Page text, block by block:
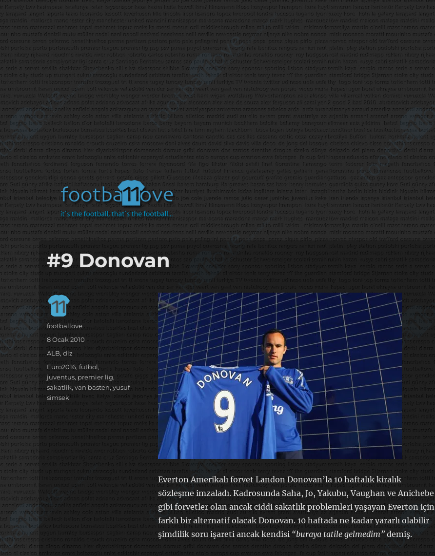
footbaLLove
it's the football, that's the football…
#9 Donovan
Everton Amerikalı forvet Landon Donovan’la 10 haftalık kiralık
sözleşme imzaladı. Kadrosunda Saha, Jo, Yakubu, Vaughan ve Anichebe
gibi forvetler olan ancak ciddi sakatlık problemleri yaşayan Everton için
farklı bir alternatif olacak Donovan. 10 haftada ne kadar yararlı olabilir
şimdilik soru işareti ancak kendisi “buraya tatile gelmedim”demiş.
Yazar
footballove
Yayın
tarihi
8 Ocak 2010
Kategoriler
ALB,diz
Etiketler
Euro2016,futbol,
juventus, premier lig,
sakatlik,van basten,yusuf
simsek